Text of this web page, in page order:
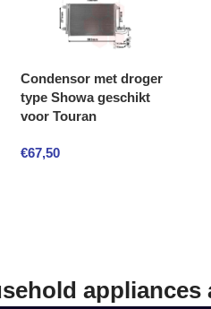
Condensor met droger
type Showa geschikt
voor Touran
€67,50
appliances